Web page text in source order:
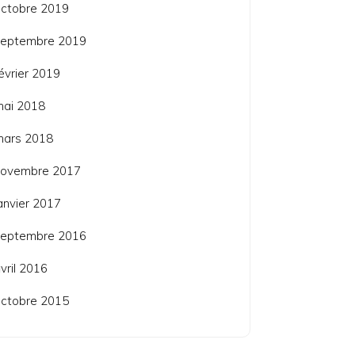
2019
2019
2019
2018
2018
2017
2017
2016
2016
2015